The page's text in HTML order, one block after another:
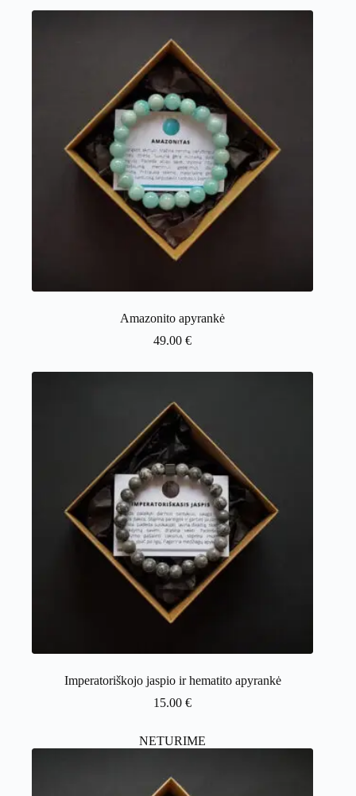
Amazonito apyrankė
49.00€
Imperatoriškojo jaspio ir hematito apyrankė
15.00€
NETURIME